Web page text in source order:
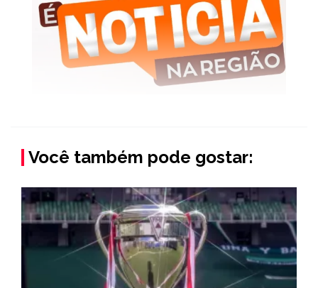
Você também pode gostar: